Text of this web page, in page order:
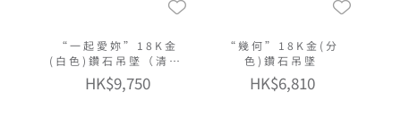
“一起愛妳”18K金
(白色)鑽石吊墜（清新
版）
HK$9,750
“幾何”18K金(分
色)鑽石吊墜
HK$6,810